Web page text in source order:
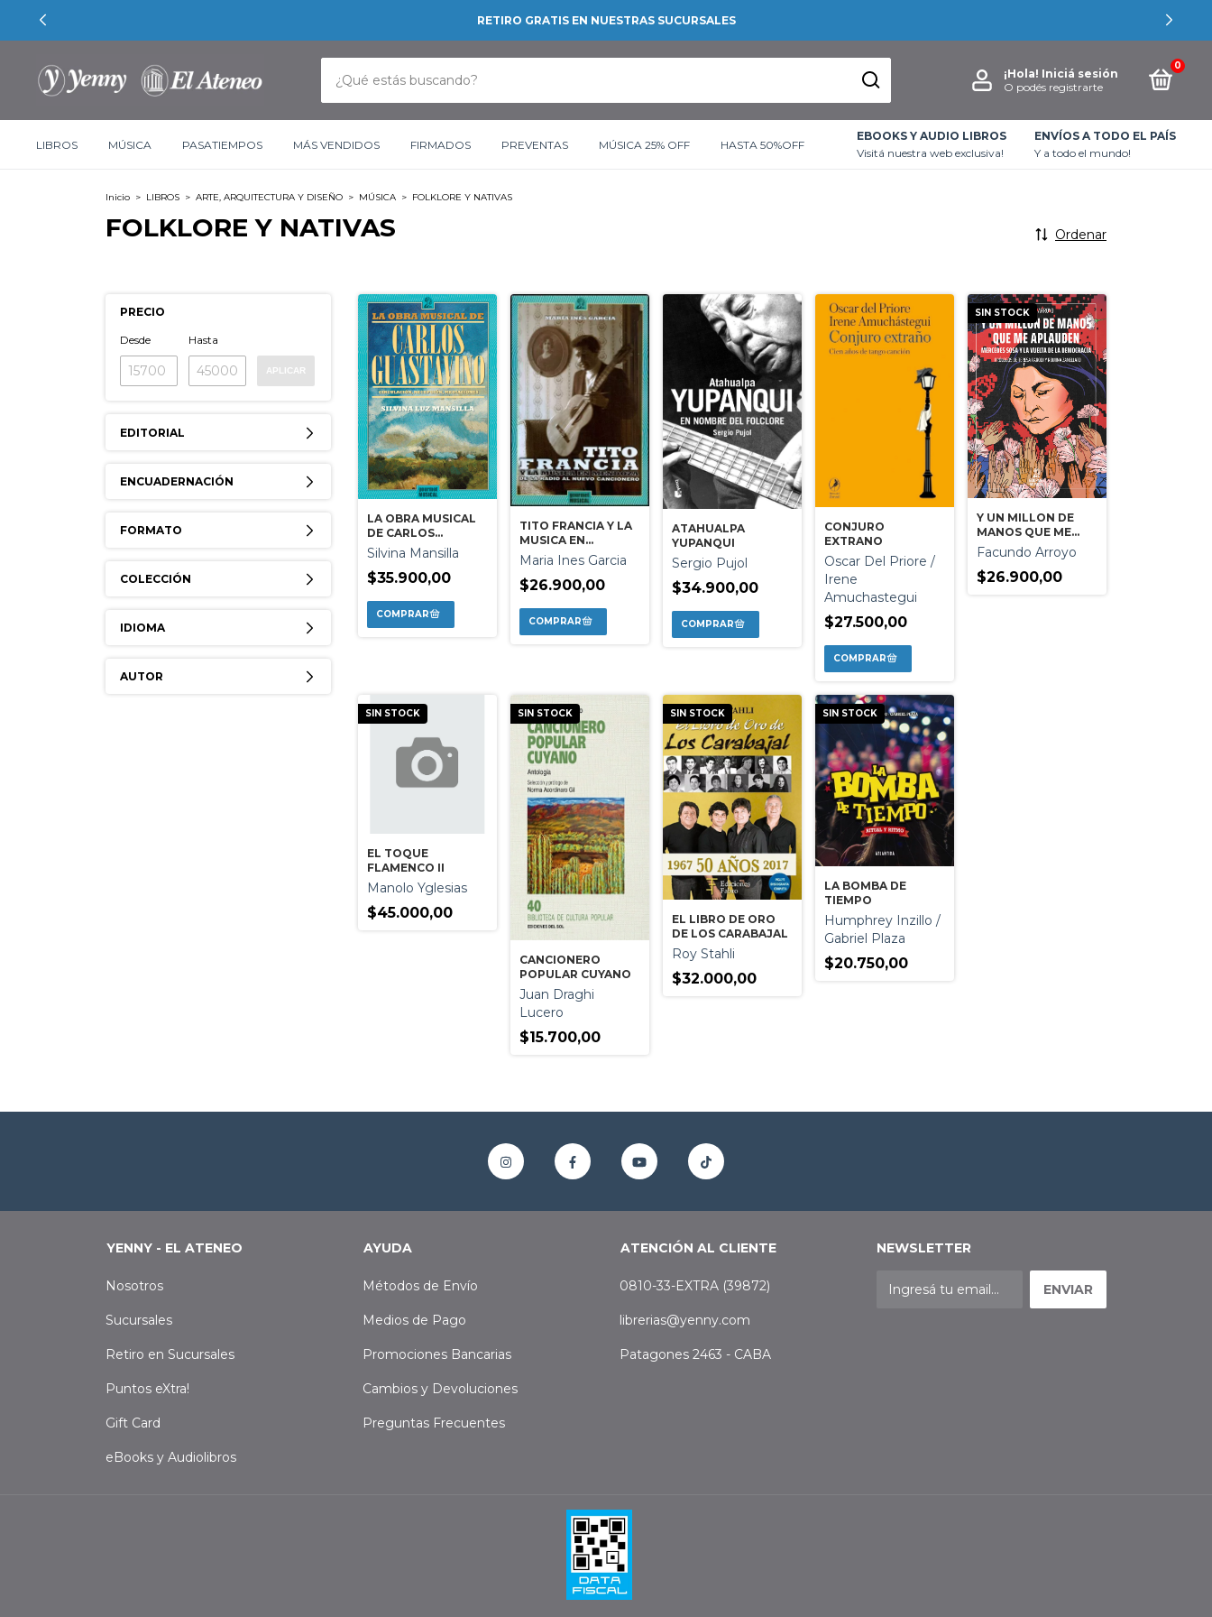
RETIRO GRATIS EN NUESTRAS SUCURSALES
¡Hola! Iniciá sesión
O podés registrarte
0
LIBROS MÚSICA PASATIEMPOS MÁS VENDIDOS FIRMADOS PREVENTAS MÚSICA 25% OFF HASTA 50%OFF
EBOOKS Y AUDIO LIBROS
Visitá nuestra web exclusiva!
ENVÍOS A TODO EL PAÍS
Y a todo el mundo!
Inicio > LIBROS > ARTE, ARQUITECTURA Y DISEÑO > MÚSICA > FOLKLORE Y NATIVAS
FOLKLORE Y NATIVAS Ordenar
PRECIO
Desde Hasta
APLICAR
EDITORIAL
ENCUADERNACIÓN
FORMATO
COLECCIÓN
IDIOMA
AUTOR
LA OBRA MUSICAL
DE CARLOS
GUASTAVINO
Silvina Mansilla
$35.900,00
TITO FRANCIA Y LA
MUSICA EN
MENDOZA
Maria Ines Garcia
$26.900,00
ATAHUALPA
YUPANQUI
Sergio Pujol
$34.900,00
CONJURO
EXTRANO
Oscar Del Priore /
Irene
Amuchastegui
$27.500,00
SIN STOCK
Y UN MILLON DE
MANOS QUE ME
APLAUDEN
Facundo Arroyo
$26.900,00
SIN STOCK
EL TOQUE
FLAMENCO II
Manolo Yglesias
$45.000,00
SIN STOCK
CANCIONERO
POPULAR CUYANO
Juan Draghi
Lucero
$15.700,00
SIN STOCK
EL LIBRO DE ORO
DE LOS CARABAJAL
Roy Stahli
$32.000,00
SIN STOCK
LA BOMBA DE
TIEMPO
Humphrey Inzillo /
Gabriel Plaza
$20.750,00
YENNY - EL ATENEO
Nosotros
Sucursales
Retiro en Sucursales
Puntos eXtra!
Gift Card
eBooks y Audiolibros
AYUDA
Métodos de Envío
Medios de Pago
Promociones Bancarias
Cambios y Devoluciones
Preguntas Frecuentes
ATENCIÓN AL CLIENTE
0810-33-EXTRA (39872)
librerias@yenny.com
Patagones 2463 - CABA
NEWSLETTER